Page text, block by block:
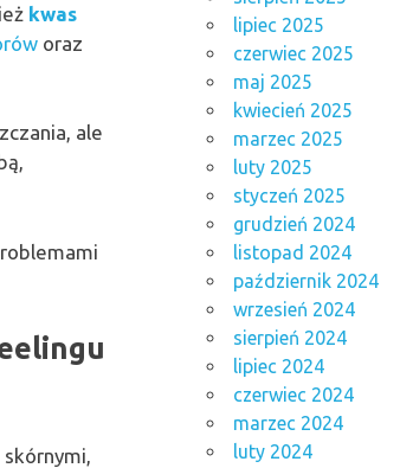
kwas
oraz
ale
lipiec 2025
czerwiec 2025
maj 2025
kwiecień 2025
marzec 2025
luty 2025
styczeń 2025
grudzień 2024
listopad 2024
październik 2024
wrzesień 2024
sierpień 2024
lipiec 2024
czerwiec 2024
marzec 2024
luty 2024